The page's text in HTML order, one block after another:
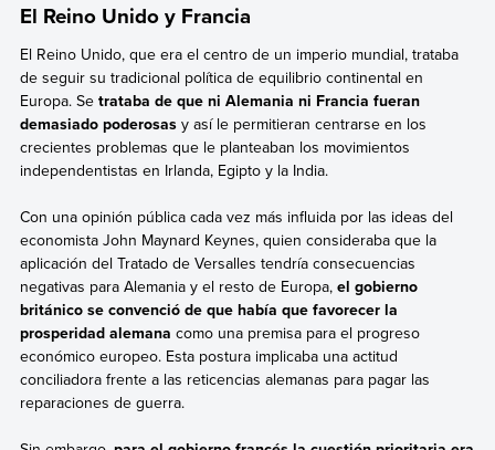
El Reino Unido y Francia
El Reino Unido, que era el centro de un imperio mundial, trataba
de seguir su tradicional política de equilibrio continental en
Europa. Se trataba de que ni Alemania ni Francia fueran
demasiado poderosasy así le permitieran centrarse en los
crecientes problemas que le planteaban los movimientos
independentistas en Irlanda, Egipto y la India.
Con una opinión pública cada vez más influida por las ideas del
economista John Maynard Keynes, quien consideraba que la
aplicación del Tratado de Versalles tendría consecuencias
negativas para Alemania y el resto de Europa, el gobierno
británico se convenció de que había que favorecer la
prosperidad alemana como una premisa para el progreso
económico europeo. Esta postura implicaba una actitud
conciliadora frente a las reticencias alemanas para pagar las
reparaciones de guerra.